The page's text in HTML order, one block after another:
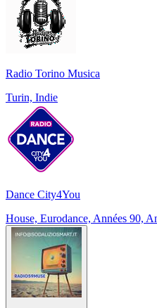
Radio Torino Musica
Turin, Indie
Dance City4You
House, Eurodance, Années 90,